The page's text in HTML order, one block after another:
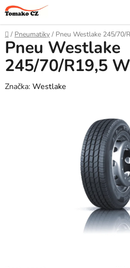
Přejít
na
obsah
Domů
/ Pneumatiky / Pneu Westlake 245/70/
Pneu Westlake
245/70/R19,5
Značka: Westlake